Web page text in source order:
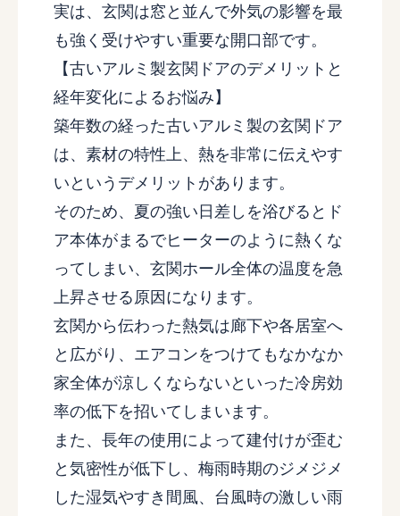
実は、玄関は窓と並んで外気の影響を最
も強く受けやすい重要な開口部です。
【古いアルミ製玄関ドアのデメリットと
経年変化によるお悩み】
築年数の経った古いアルミ製の玄関ドア
は、素材の特性上、熱を非常に伝えやす
いというデメリットがあります。
そのため、夏の強い日差しを浴びるとド
ア本体がまるでヒーターのように熱くな
ってしまい、玄関ホール全体の温度を急
上昇させる原因になります。
玄関から伝わった熱気は廊下や各居室へ
と広がり、エアコンをつけてもなかなか
家全体が涼しくならないといった冷房効
率の低下を招いてしまいます。
また、長年の使用によって建付けが歪む
と気密性が低下し、梅雨時期のジメジメ
した湿気やすき間風、台風時の激しい雨